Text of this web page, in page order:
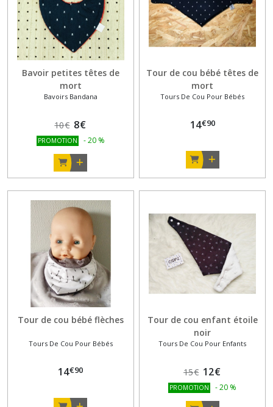
Bavoir petites têtes de
mort
Bavoirs Bandana
10€ 8€
PROMOTION -20 %
Tour de cou bébé têtes de
mort
Tours De Cou Pour Bébés
14€90
Tour de cou bébé flèches
Tours De Cou Pour Bébés
14€90
Tour de cou enfant étoile
noir
Tours De Cou Pour Enfants
15€ 12€
PROMOTION -20 %